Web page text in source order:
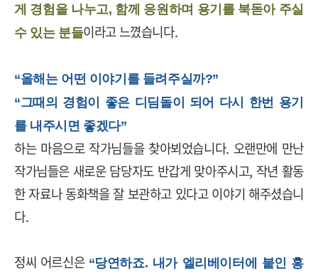
게 경험을 나누고, 함께 응원하며 용기를 북돋아 주실
수 있는 분들이라고 느꼈습니다.
“올해는 어떤 이야기를 들려주실까?”
“그때의 경험이 좋은 디딤돌이 되어 다시 한번 용기
를 내주시면 좋겠다”
하는 마음으로 작가님들을 찾아뵈었습니다. 오랜만에 만난
작가님들은 새로운 담당자도 반갑게 맞아주시고, 작년 활동
한 자료나 동화책을 잘 보관하고 있다고 이야기 해주셨습니
다.
정씨 어르신은 “당연하죠. 내가 엘리베이터에 붙인 홍